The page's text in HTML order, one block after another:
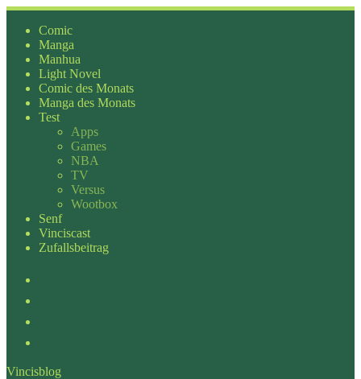
Zum
Inhalt
springen
Comic
Manga
Manhua
Light Novel
Comic des Monats
Manga des Monats
Test
Apps
Games
NBA
TV
Versus
Wootbox
Senf
Vinciscast
Zufallsbeitrag
Vincisblog